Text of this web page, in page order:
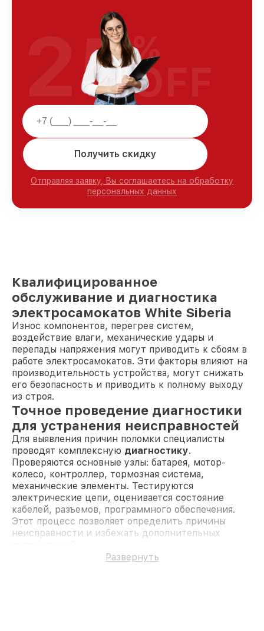
Получить скидку
Отправляя заявку, Вы соглашаетесь на обработку
персональных данных
25%
OFF
Квалифицированное
обслуживание и диагностика
электросамокатов White Siberia
Износ компонентов, перегрев систем,
воздействие влаги, механические удары и
перепады напряжения могут приводить к сбоям в
работе электросамокатов. Эти факторы влияют на
производительность устройства, могут снижать
его безопасность и приводить к полному выходу
из строя.
Точное проведение диагностики
для устранения неисправностей
Для выявления причин поломки специалисты
проводят комплексную диагностику.
Проверяются основные узлы: батарея, мотор-
колесо, контроллер, тормозная система,
механические элементы. Тестируются
электрические цепи, оценивается состояние
кабелей, разъемов, программного обеспечения.
Этот процесс позволяет определить причины
неисправности и избежать дополнительных
Преимущества ремонта
Развернуть